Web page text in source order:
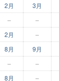
2月 3月
– –
2月 –
8月 9月
– –
8月 –